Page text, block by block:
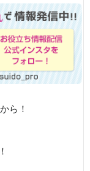
ら！